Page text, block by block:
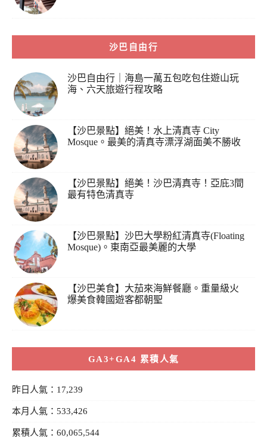
沙巴自由行
沙巴自由行｜海島一萬五包吃包住遊山玩
海、六天旅遊行程攻略
【沙巴景點】絕美！水上清真寺 City
Mosque。最美的清真寺漂浮湖面美不勝收
【沙巴景點】絕美！沙巴清真寺！亞庇3間
最有特色清真寺
【沙巴景點】沙巴大學粉紅清真寺(Floating
Mosque)。東南亞最美麗的大學
【沙巴美食】大茄來海鮮餐廳。重量級火
爆美食韓國遊客都朝聖
GA3+GA4 累積人氣
昨日人氣：17,239
本月人氣：533,426
累積人氣：60,065,544